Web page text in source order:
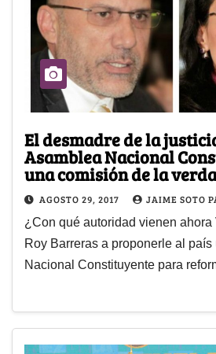
El desmadre de la
Asamblea Nacional
una comisión de la
AGOSTO 29, 2017 JAIME SOTO
¿Con qué autoridad vienen
Roy Barreras a proponerle al país
Nacional Constituyente para